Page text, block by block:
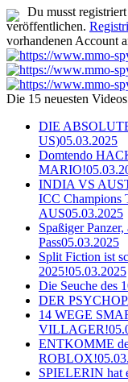
Du musst
veröffentlichen.
vorhandenen Account
Die 15 neuesten Videos
DIE
US)05.03.2025
Domtendo
MARIO!
INDIA VS
ICC
AUS05.03.2025
Spaßiger
Pass05.03.2025
Split Fiction ist
2025!05.03.2025
Die Seuche des
DER
14 WEGE
VILLAGER!
ENTKOMME
ROBLOX!
SPIELERIN hat